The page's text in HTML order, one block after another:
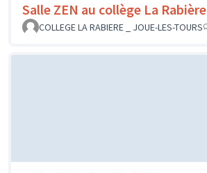
Salle ZEN au collège La Rabière
COLLEGE LA RABIERE _ JOUE-LES-TOURS